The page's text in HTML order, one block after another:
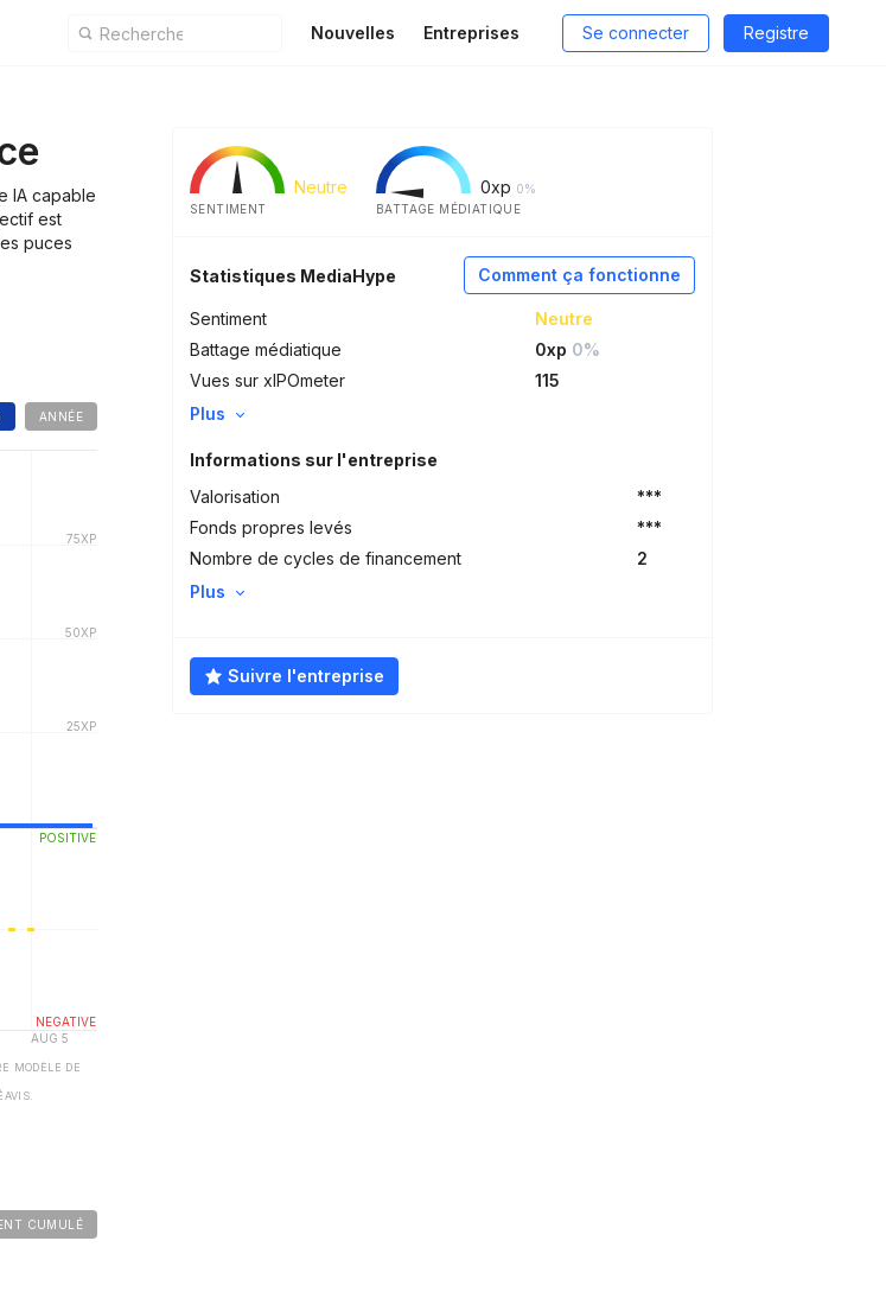
Nouvelles Entreprises Se connecter Registre
IA capable
est
puces
Neutre
SENTIMENT
0xp 0%
BATTAGE MÉDIATIQUE
Comment ça fonctionne
Statistiques MediaHype
Sentiment
Neutre
Battage médiatique
0xp 0%
Vues sur xIPOmeter
115
Plus
Informations sur l'entreprise
Valorisation
***
Fonds propres levés
***
Nombre de cycles de financement
2
Plus
Suivre l'entreprise
ANNÉE
MODÈLE DE
CUMULÉ